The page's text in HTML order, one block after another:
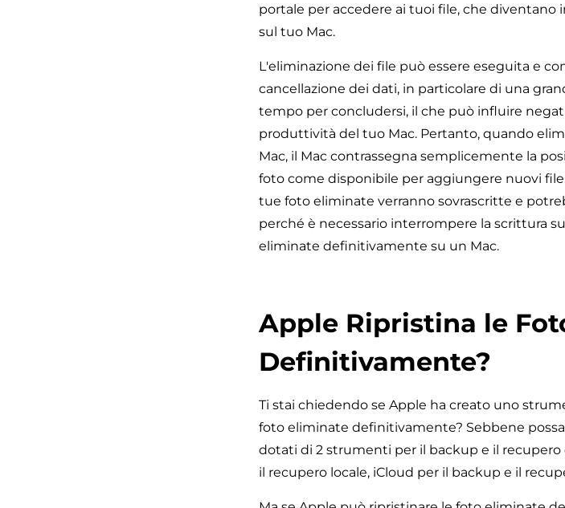
portale per accedere ai tuoi file, che
sul tuo Mac.
L'eliminazione dei file può essere eseguita e
cancellazione dei dati, in particolare di una
tempo per concludersi, il che può influire
produttività del tuo Mac. Pertanto, quando
Mac, il Mac contrassegna semplicemente la
foto come disponibile per aggiungere nuovi
tue foto eliminate verranno sovrascritte e
perché è necessario interrompere la scrittura
eliminate definitivamente su un Mac.
Apple Ripristina le
Definitivamente?
Ti stai chiedendo se Apple ha creato uno
foto eliminate definitivamente? Sebbene
dotati di 2 strumenti per il backup e il
il recupero locale, iCloud per il backup e il